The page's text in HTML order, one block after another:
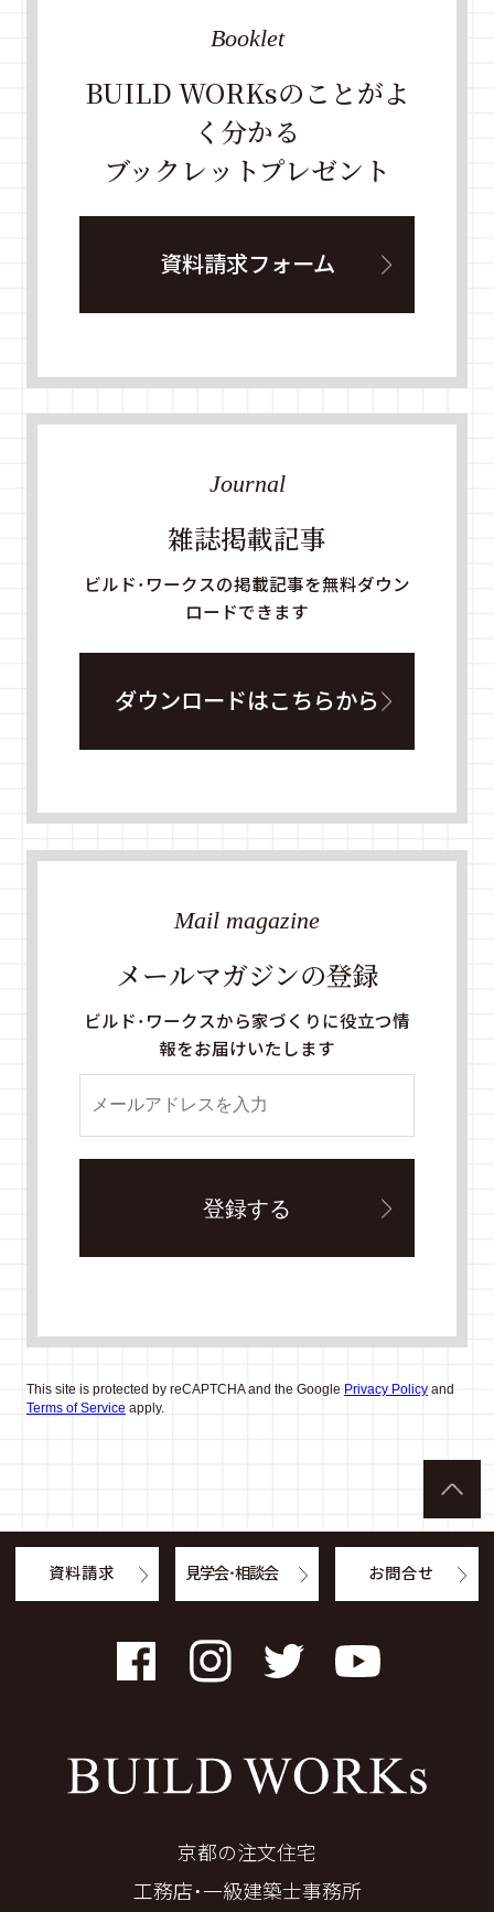
BUILD WORKsのことがよ
く分かる
ブックレットプレゼント
Booklet
資料請求フォーム
雑誌掲載記事
Journal
ビルド・ワークスの掲載記事を無料ダウン
ロードできます
ダウンロードはこちらから
メールマガジンの登録
Mail magazine
ビルド・ワークスから家づくりに役立つ情
報をお届けいたします
This site is protected by reCAPTCHA and the Google Privacy Policyand
Terms of Service apply.
FacebookInstagramTwitter YouTube
京都の注文住宅
工務店・一級建築士事務所
資料請求 見学会・相談会 お問合せ